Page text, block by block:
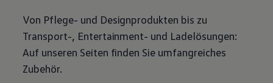
Von Pflege- und Designprodukten bis zu
Transport-, Entertainment- und Ladelösungen:
Auf unseren Seiten finden Sie umfangreiches
Zubehör.